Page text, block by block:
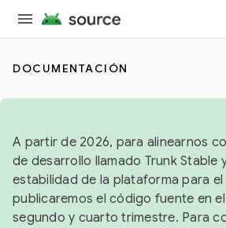
DOCUMENTACIÓN
A partir de 2026, para alinearnos
de desarrollo llamado Trunk Stable
estabilidad de la plataforma para el
publicaremos el código fuente en el
segundo y cuarto trimestre. Para